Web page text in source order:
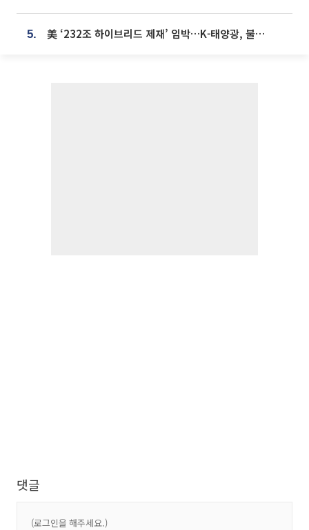
5. 美 ‘232조 하이브리드 제재’ 임박…K-태양광, 불확실성 털고 날개 다나
댓글